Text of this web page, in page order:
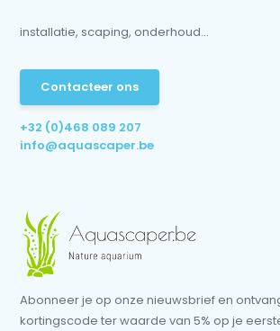
installatie, scaping, onderhoud...
Contacteer ons
+32 (0)468 089 207
info@aquascaper.be
Abonneer je op onze nieuwsbrief en
kortingscode ter waarde van 5% op je